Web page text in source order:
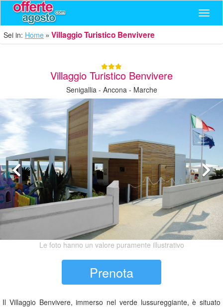
Sei in: Home Villaggio Turistico Benvivere
Villaggio Turistico Benvivere
Senigallia - Ancona - Marche
Le foto hanno un valore puramente illustrativo
Prenota
Il Villaggio Benvivere, immerso nel verde lussureggiante, è situato